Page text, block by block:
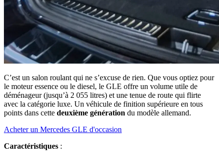
C’est un salon roulant qui ne s’excuse de rien. Que vous optiez pour
le moteur essence ou le diesel, le GLE offre un volume utile de
déménageur (jusqu’à 2 055 litres) et une tenue de route qui flirte
avec la catégorie luxe. Un véhicule de finition supérieure en tous
points dans cette deuxième génération du modèle allemand.
Acheter un Mercedes GLE d'occasion
Caractéristiques :